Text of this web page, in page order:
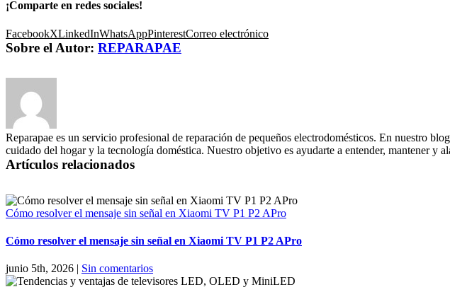
¡Comparte en redes sociales!
FacebookXLinkedInWhatsAppPinterestCorreo electrónico
Sobre el Autor: REPARAPAE
Reparapae es un servicio profesional de reparación de pequeños electrodomésticos. En nuestro
cuidado del hogar y la tecnología doméstica. Nuestro objetivo es ayudarte a entender, mantener y
Artículos relacionados
Cómo resolver el mensaje sin señal en Xiaomi TV P1 P2 APro
Cómo resolver el mensaje sin señal en Xiaomi TV P1 P2 APro
junio 5th, 2026 | Sin comentarios